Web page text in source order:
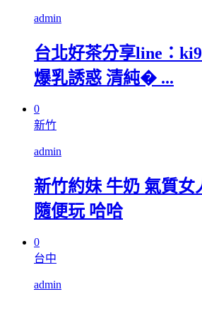
admin
台北好茶分享line：
爆乳誘惑 清純� ...
0
新竹
admin
新竹約妹 牛奶 氣質女
隨便玩 哈哈
0
台中
admin